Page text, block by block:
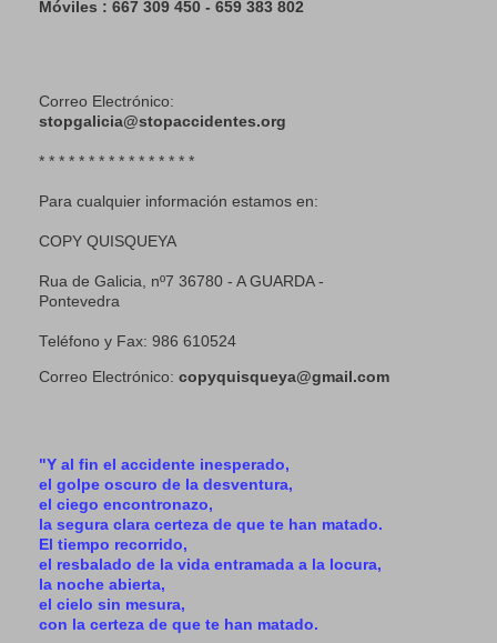
Móviles : 667 309 450 - 659 383 802
Correo Electrónico:
stopgalicia@stopaccidentes.org
* * * * * * * * * * * * * * * *
Para cualquier información estamos en:
COPY QUISQUEYA
Rua de Galicia, nº7 36780 - A GUARDA -
Pontevedra
Teléfono y Fax: 986 610524
Correo Electrónico: copyquisqueya@gmail.com
"Y al fin el accidente inesperado,
el golpe oscuro de la desventura,
el ciego encontronazo,
la segura clara certeza de que te han matado.
El tiempo recorrido,
el resbalado de la vida entramada a la locura,
la noche abierta,
el cielo sin mesura,
con la certeza de que te han matado.